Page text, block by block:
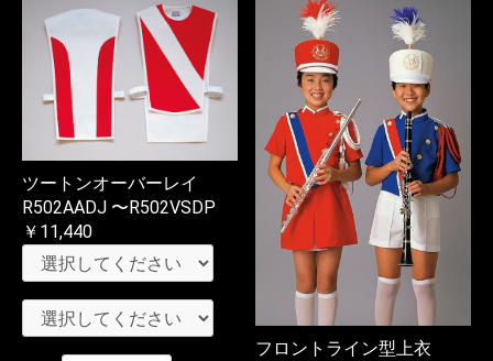
ツートンオーバーレイ
R502AADJ 〜R502VSDP
￥11,440
フロントライン型上衣